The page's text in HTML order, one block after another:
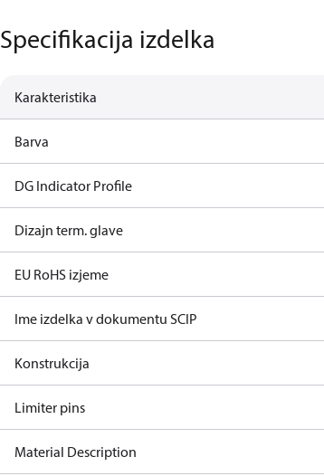
Specifikacija izdelka
Karakteristika
Barva
DG Indicator Profile
Dizajn term. glave
EU RoHS izjeme
Ime izdelka v dokumentu SCIP
Konstrukcija
Limiter pins
Material Description